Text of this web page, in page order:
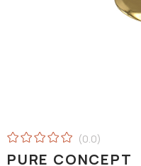
0.0
PURE CONCEPT